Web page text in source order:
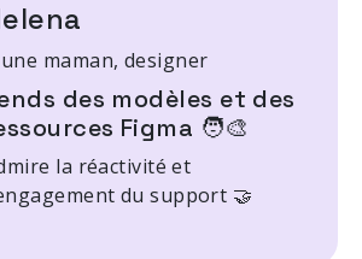
maman, designer
des modèles et des
Figma 🧑‍🎨
la réactivité et
du support 🤝